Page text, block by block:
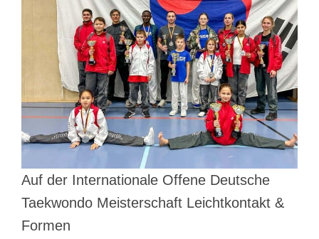
Auf der Internationale Offene Deutsche
Taekwondo Meisterschaft Leichtkontakt &
Formen